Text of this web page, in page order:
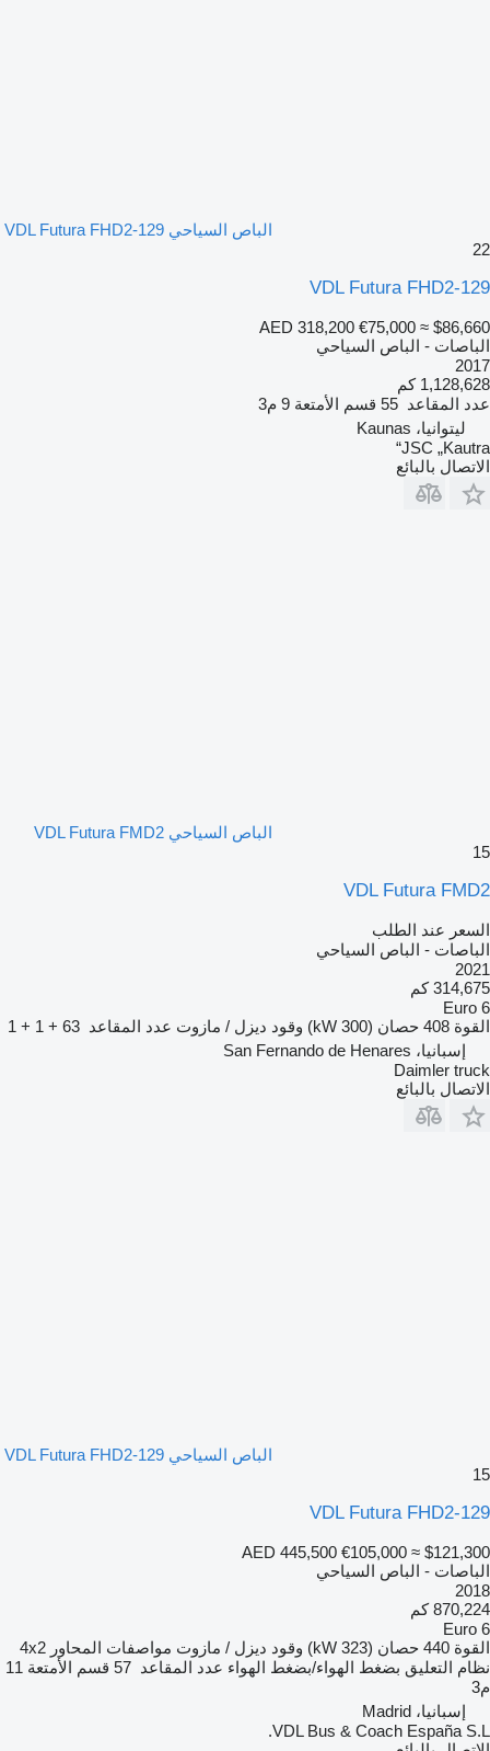
الباص السياحي VDL Futura FHD2-129
22
VDL Futura FHD2-129
AED 318,200 €75,000 ≈ $86,660
الباصات - الباص السياحي
2017
1,128,628 كم
عدد المقاعد 55 قسم الأمتعة 9 م3
ليتوانيا، Kaunas
JSC „Kautra“
الاتصال بالبائع
الباص السياحي VDL Futura FMD2
15
VDL Futura FMD2
السعر عند الطلب
الباصات - الباص السياحي
2021
314,675 كم
Euro 6
القوة 408 حصان (300 kW) وقود ديزل / مازوت عدد المقاعد 63 + 1 + 1
إسبانيا، San Fernando de Henares
Daimler truck
الاتصال بالبائع
الباص السياحي VDL Futura FHD2-129
15
VDL Futura FHD2-129
AED 445,500 €105,000 ≈ $121,300
الباصات - الباص السياحي
2018
870,224 كم
Euro 6
القوة 440 حصان (323 kW) وقود ديزل / مازوت مواصفات المحاور 4x2
نظام التعليق بضغط الهواء/بضغط الهواء عدد المقاعد 57 قسم الأمتعة 11
م3
إسبانيا، Madrid
VDL Bus & Coach España S.L.